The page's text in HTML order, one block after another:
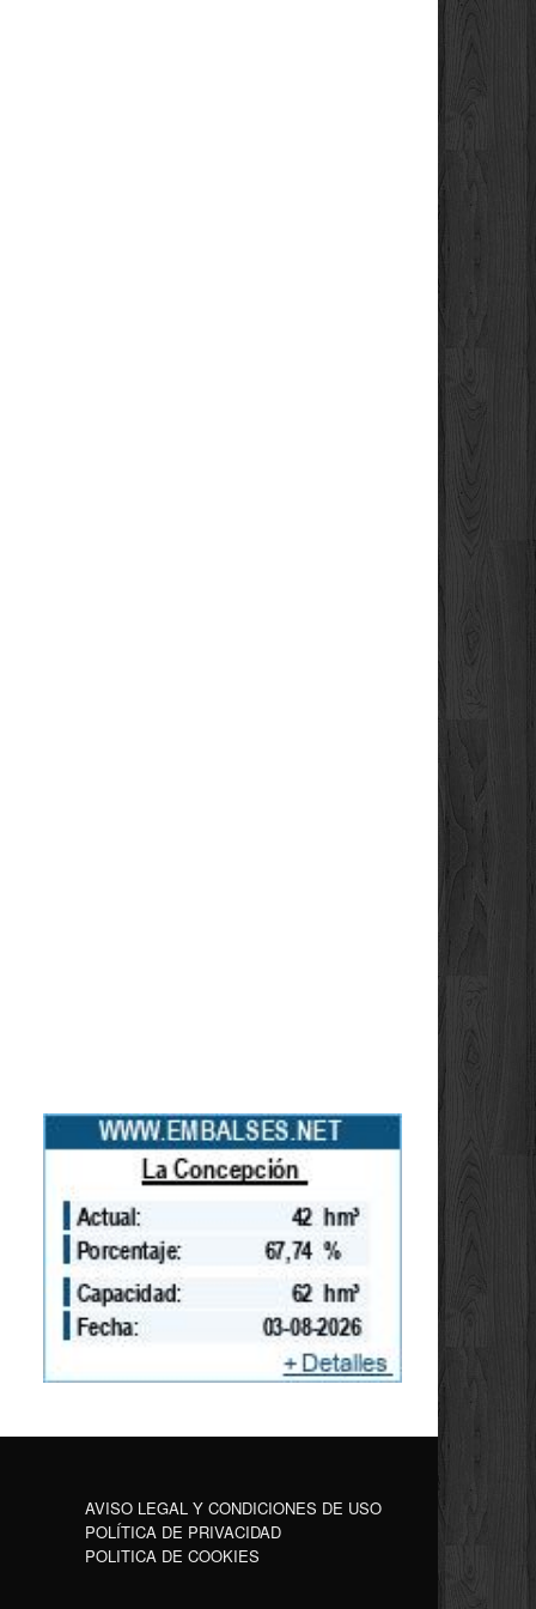
AVISO LEGAL Y CONDICIONES DE USO
POLÍTICA DE PRIVACIDAD
POLITICA DE COOKIES